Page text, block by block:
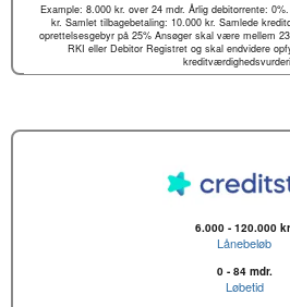
Example: 8.000 kr. over 24 mdr. Årlig debitorrente:
kr. Samlet tilbagebetaling: 10.000 kr. Samlede
oprettelsesgebyr på 25% Ansøger skal være mellem
RKI eller Debitor Registret og skal endvidere
6.000 - 120.000
Lånebeløb
0 - 84 mdr.
Løbetid